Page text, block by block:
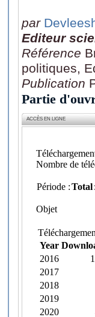
par
Editeur
Référence
politiques,
Publication
Partie
ACCÈS EN LIGNE